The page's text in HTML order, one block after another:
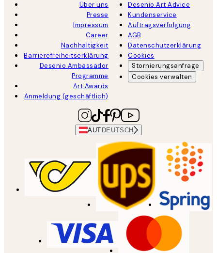
Über uns
Presse
Impressum
Career
Nachhaltigkeit
Barrierefreiheitserklärung
Desenio Ambassador
Programme
Art Awards
Anmeldung (geschäftlich)
Desenio Art Advice
Kundenservice
Auftragsverfolgung
AGB
Datenschutzerklärung
Cookies
Stornierungsanfrage
Cookies verwalten
AUT DEUTSCH